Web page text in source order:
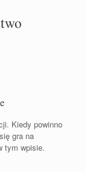
Kiedy powinno
gra na
tym wpisie.